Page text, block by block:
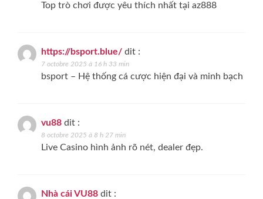
Top trò chơi được yêu thích nhất tại az888
https://bsport.blue/ dit :
7 octobre 2025 à 16 h 33 min
bsport – Hệ thống cá cược hiện đại và minh bạch
vu88 dit :
8 octobre 2025 à 8 h 27 min
Live Casino hình ảnh rõ nét, dealer đẹp.
Nhà cái VU88 dit :